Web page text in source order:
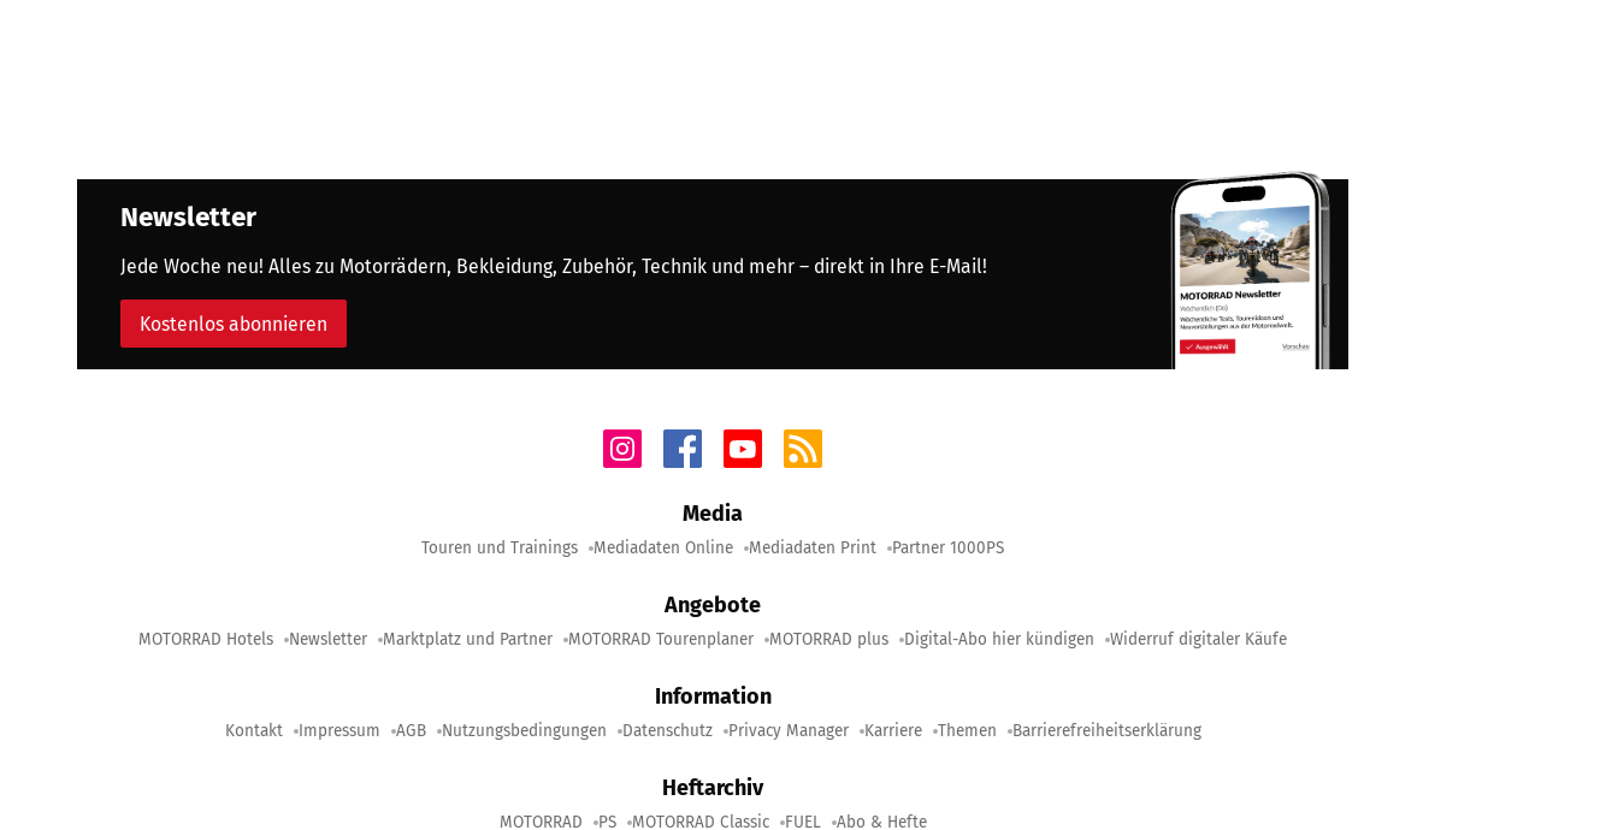
Newsletter
Jede Woche neu! Alles zu Motorrädern, Bekleidung, Zubehör, Technik und mehr – direkt in Ihre E-Mail!
Kostenlos abonnieren
Media
Touren und Trainings Mediadaten Online Mediadaten Print Partner 1000PS
Angebote
MOTORRAD Hotels Newsletter Marktplatz und Partner MOTORRAD Tourenplaner MOTORRAD plus Digital-Abo hier kündigen Widerruf digitaler Käufe
Information
Kontakt Impressum AGB Nutzungsbedingungen Datenschutz Privacy Manager Karriere Themen Barrierefreiheitserklärung
Heftarchiv
MOTORRAD PS MOTORRAD Classic FUEL Abo & Hefte